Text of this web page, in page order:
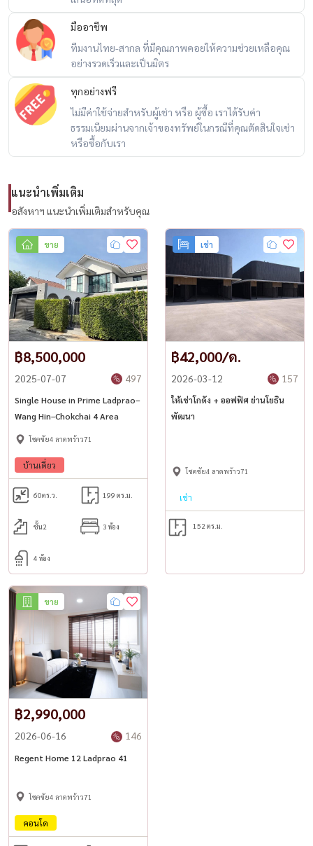
(เฟอร์ลอยตัวบางชิ้นต่อรองได้)
📍 ทำเล – การเดินทาง
– ซ.สตรีวิทยา 2 ซอย 23 (โชคชัย 4) ลาดพร้าว
– ถนนหน้าบ้านเป็น ถนนส่วนตัว
– เข้าออกได้หลายเส้นทาง
รัชดา 32 / ลาดพร้าว 71 / โชคชัย 4 / เสนาฯ / นาคนิวาส / สุคนธสวัสดิ์ /
– 5 นาที ถึง Central EastVille & Crystal Park
– MRT ลาดพร้าว ~ 3.3 กม.
– BTS โชคชัย 4 ~ 4 กม. (มีวินหน้าปากซอย)
👥 บรรยากาศรอบบ้าน
– เพื่อนบ้านคุณภาพ
– มีแพทย์, อินฟลูเอนเซอร์, ยูทูบเบอร์, ทนาย
– ซอยเงียบสงบ เป็นส่วนตัว ไม่พลุกพล่าน
💰 ราคา
🏷️ ขาย 22,000,000 บาท
🏷️ เช่า 130,000 บาท / เดือน
📅 นัดชมบ้านล่วงหน้า อย่างน้อย 3 วัน
--------------------------------------------------
📩 สนใจนัดชม / For private viewing / 预约看房
📞 Call / WhatsApp:
+66 (0)90-993-5832
💬 LINE: @housewa
📧 Email:
Namthip@housewathailand.com
📘 Facebook: Housewa Asset
#HomeOfficeLuxury
#GlamByAssetWise
#ลาดพร้าวโชคชัย4
#HousewaThailand
มืออาชีพ
ทีมงานไทย-สากล ที่มีคุณภาพคอยให้ความช่วยเหลือคุณ
อย่างรวดเร็วและเป็นมิตร
ทุกอย่างฟรี
ไม่มีค่าใช้จ่ายสำหรับผู้เช่า หรือ ผู้ซื้อ เราได้รับค่า
ธรรมเนียมผ่านจากเจ้าของทรัพย์ในกรณีที่คุณตัดสินใจเช่า
หรือซื้อกับเรา
แนะนำเพิ่มเติม
อสังหาฯ แนะนำเพิ่มเติมสำหรับคุณ
ขาย
฿8,500,000
2025-07-07 497
Single House in Prime Ladprao–
Wang Hin–Chokchai 4 Area
โชคชัย4 ลาดพร้าว71
บ้านเดี่ยว
60ตร.ว. 199 ตร.ม.
ชั้น2 3 ห้อง
4 ห้อง
เช่า
฿42,000/ด.
2026-03-12 157
ให้เช่าโกดัง + ออฟฟิศ ย่านโยธิน
พัฒนา
โชคชัย4 ลาดพร้าว71
เช่า
152 ตร.ม.
ขาย
฿2,990,000
2026-06-16 146
Regent Home 12 Ladprao 41
โชคชัย4 ลาดพร้าว71
คอนโด